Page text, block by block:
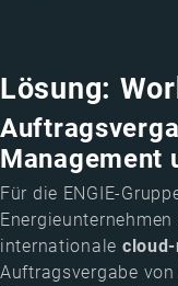
Lösung:
Management
Für die ENGIE-
internationale
Auftragsvergabe